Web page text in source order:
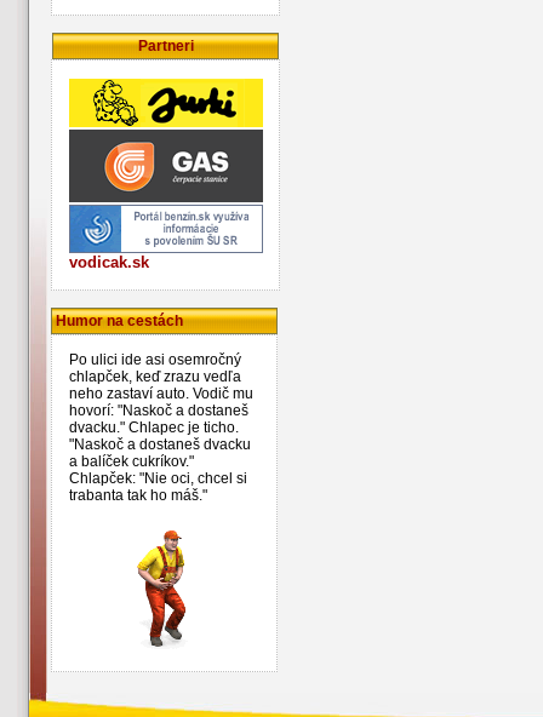
Partneri
vodicak.sk
Humor na cestách
Po ulici ide asi osemročný
chlapček, keď zrazu vedľa
neho zastaví auto. Vodič mu
hovorí: "Naskoč a dostaneš
dvacku." Chlapec je ticho.
"Naskoč a dostaneš dvacku
a balíček cukríkov."
Chlapček: "Nie oci, chcel si
trabanta tak ho máš."